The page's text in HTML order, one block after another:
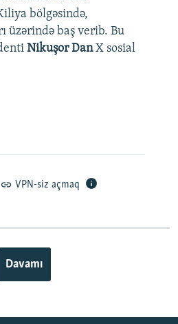
bölgəsində,
üzərində baş verib. Bu
Nikuşor DanX sosial
VPN-siz açmaq
Davamı